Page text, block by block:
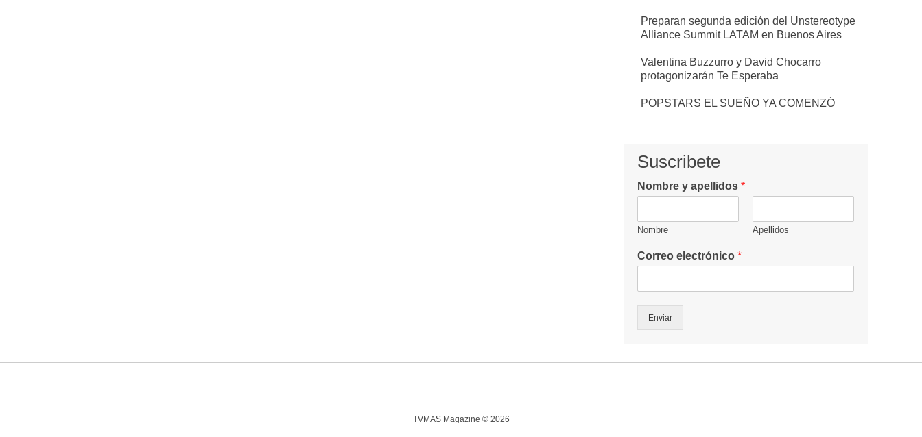
Preparan segunda edición del Unstereotype
Alliance Summit LATAM en Buenos Aires
Valentina Buzzurro y David Chocarro
protagonizarán Te Esperaba
POPSTARS EL SUEÑO YA COMENZÓ
Suscribete
Nombre y apellidos *
Nombre Apellidos
Correo electrónico *
Enviar
TVMAS Magazine © 2026